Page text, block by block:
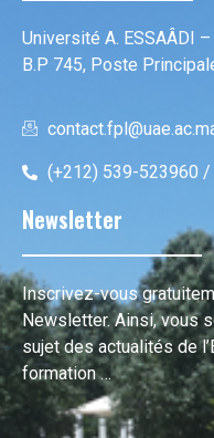
Université A. ESSAÂDI
B.P 745, Poste
(+212) 539-523960 /
Newsletter
Inscrivez-vous
Newsletter. Ainsi, vous
sujet des actualités de
formation …